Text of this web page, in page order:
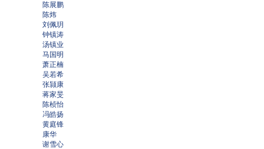
陈展鹏
陈炜
刘佩玥
钟镇涛
汤镇业
马国明
萧正楠
吴若希
张颕康
蒋家旻
陈桢怡
冯皓扬
黄庭锋
康华
谢雪心